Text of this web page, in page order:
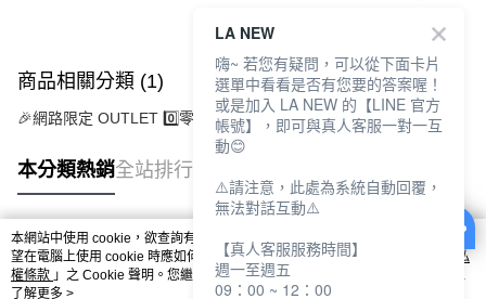
商品相關分類 (1)
🎉網路限定 OUTLET 0️⃣零碼特價出清 OUTLET服飾
本分類熱銷全站排行
熱門標籤
本網站中使用 cookie，欲查詢有關本網站使用 cookie 方式之詳情，及若您不希
望在電腦上使用 cookie 時應如何變更電腦的 cookie 設定，請參閱本網站「
隱私
權條款 」之 Cookie 聲明。您繼續使用本網站即表示您同意本公司得按本網站使
用條款之 Cookie 聲明使用 cookie。
了解更多 >
LA NEW
嗨~ 若您有疑問，可以從下面卡片
選單中看看是否有您要的答案喔！
或是加入 LA NEW 的【LINE 官方
帳號】，即可與真人客服一對一互
動😊
⚠️請注意，此處為系統自動回覆，
無法對話互動⚠️
【真人客服服務時間】
週一至週五
09：00 ~ 12：00